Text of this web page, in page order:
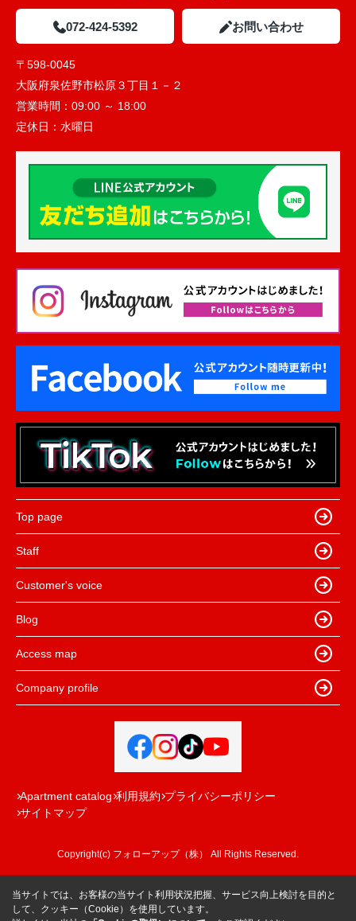
072-424-5392 お問い合わせ
〒598-0045
大阪府泉佐野市松原３丁目１－２
営業時間： 09:00 ～ 18:00
定休日： 水曜日
Top page
Staff
Customer's voice
Blog
Access map
Company profile
Apartment catalog 利用規約 プライバシーポリシー
サイトマップ
Copyright(c) フォローアップ（株） All Rights Reserved.
当サイトでは、お客様の当サイト利用状況把握、サービス向上検討を目的と
して、クッキー（Cookie）を使用しています。